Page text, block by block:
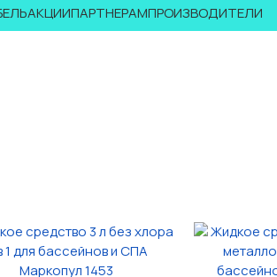
АКЦИИПАРТНЕРАМПРОИЗВОДИТЕЛИ